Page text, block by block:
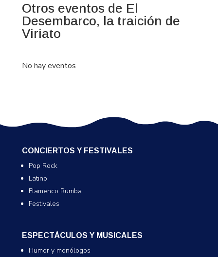
Otros eventos de El
Desembarco, la traición de
Viriato
No hay eventos
CONCIERTOS Y FESTIVALES
Pop Rock
Latino
Flamenco Rumba
Festivales
ESPECTÁCULOS Y MUSICALES
Humor y monólogos